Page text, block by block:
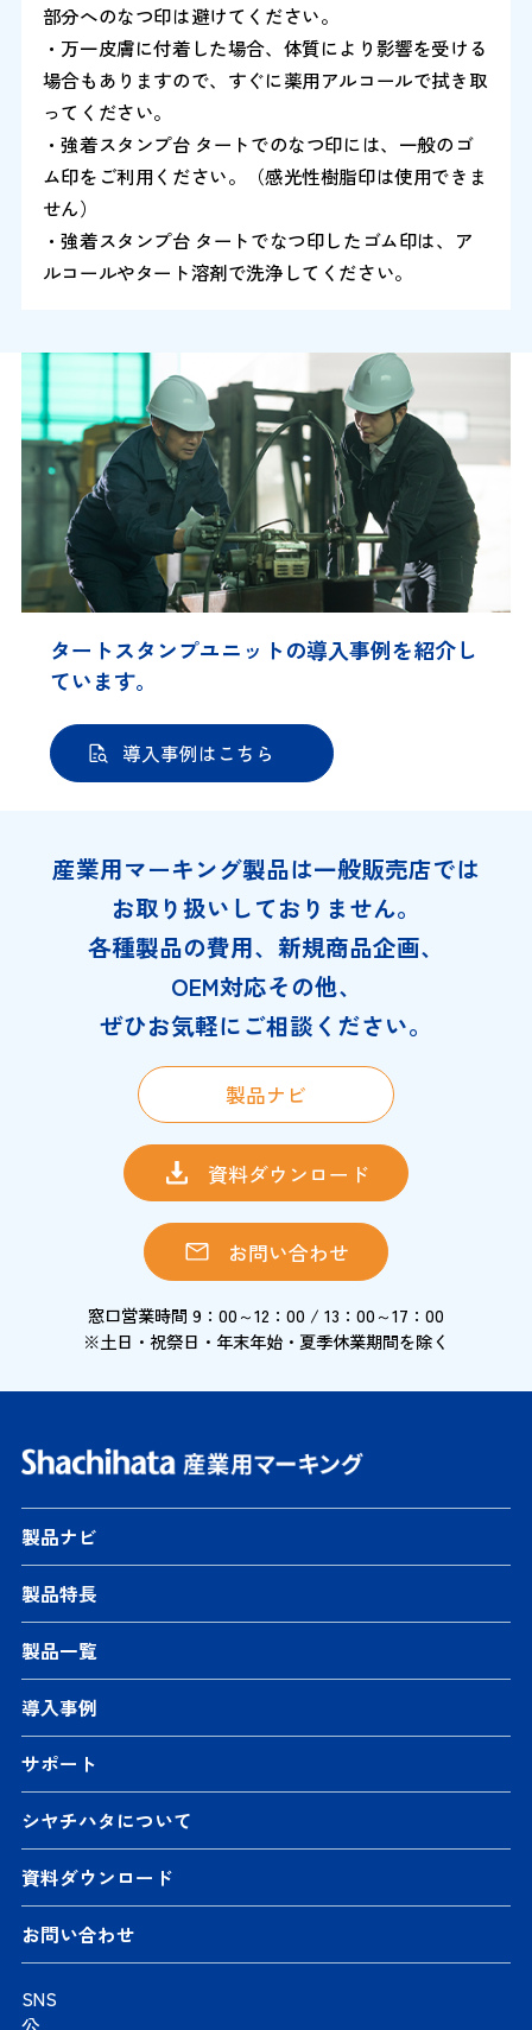
部分へのなつ印は避けてください。
・万一皮膚に付着した場合、体質により影響を受ける
場合もありますので、すぐに薬用アルコールで拭き取
ってください。
・強着スタンプ台 タートでのなつ印には、一般のゴ
ム印をご利用ください。（感光性樹脂印は使用できま
せん）
・強着スタンプ台 タートでなつ印したゴム印は、ア
ルコールやタート溶剤で洗浄してください。
タートスタンプユニットの導入事例を紹介し
ています。
導入事例はこちら
産業用マーキング製品は一般販売店では
お取り扱いしておりません。
各種製品の費用、新規商品企画、
OEM対応その他、
ぜひお気軽にご相談ください。
製品ナビ
資料ダウンロード
お問い合わせ
窓口営業時間 9：00～12：00 / 13：00～17：00
※土日・祝祭日・年末年始・夏季休業期間を除く
製品ナビ
製品特長
製品一覧
導入事例
サポート
シヤチハタについて
資料ダウンロード
お問い合わせ
SNS